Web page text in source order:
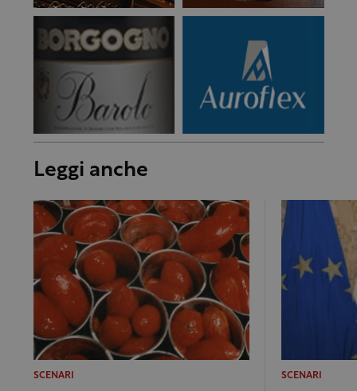
Leggi anche
SCENARI SCENARI